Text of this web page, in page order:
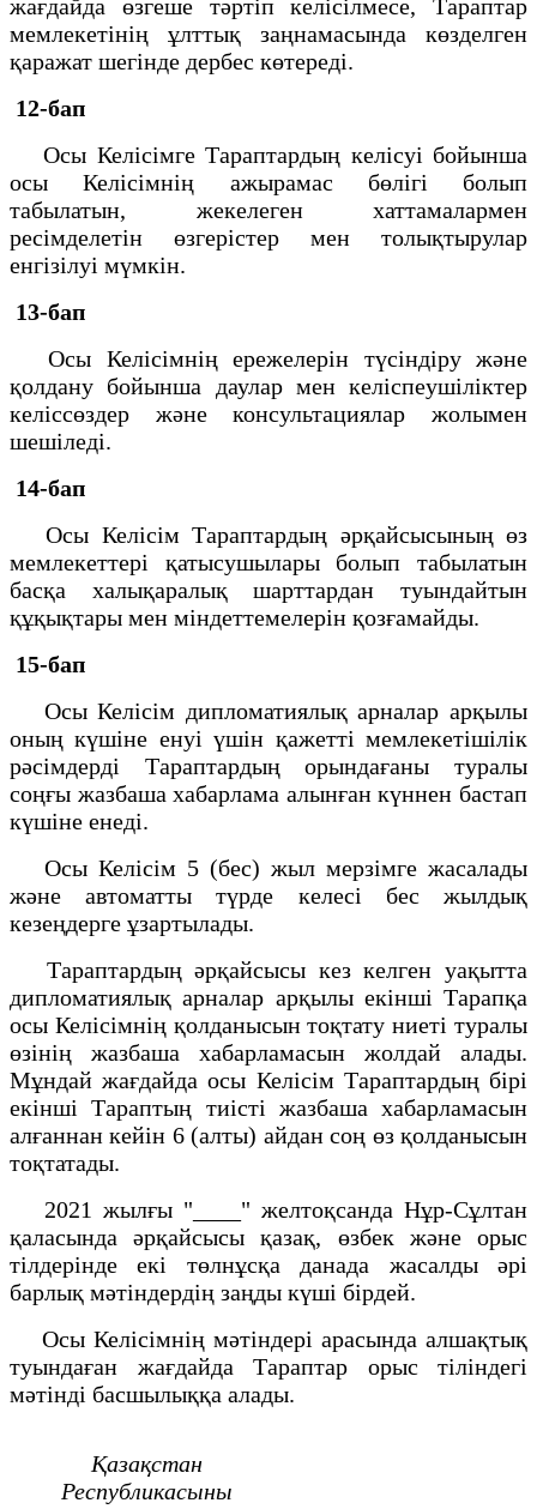
жағдайда өзгеше тәртіп келісілмесе, Тараптар
мемлекетінің ұлттық заңнамасында көзделген
қаражат шегінде дербес көтереді.
12-бап
Осы Келісімге Тараптардың келісуі бойынша
осы Келісімнің ажырамас бөлігі болып
табылатын, жекелеген хаттамалармен
ресімделетін өзгерістер мен толықтырулар
енгізілуі мүмкін.
13-бап
Осы Келісімнің ережелерін түсіндіру және
қолдану бойынша даулар мен келіспеушіліктер
келіссөздер және консультациялар жолымен
шешіледі.
14-бап
Осы Келісім Тараптардың әрқайсысының өз
мемлекеттері қатысушылары болып табылатын
басқа халықаралық шарттардан туындайтын
құқықтары мен міндеттемелерін қозғамайды.
15-бап
Осы Келісім дипломатиялық арналар арқылы
оның күшіне енуі үшін қажетті мемлекетішілік
рәсімдерді Тараптардың орындағаны туралы
соңғы жазбаша хабарлама алынған күннен бастап
күшіне енеді.
Осы Келісім 5 (бес) жыл мерзімге жасалады
және автоматты түрде келесі бес жылдық
кезеңдерге ұзартылады.
Тараптардың әрқайсысы кез келген уақытта
дипломатиялық арналар арқылы екінші Тарапқа
осы Келісімнің қолданысын тоқтату ниеті туралы
өзінің жазбаша хабарламасын жолдай алады.
Мұндай жағдайда осы Келісім Тараптардың бірі
екінші Тараптың тиісті жазбаша хабарламасын
алғаннан кейін 6 (алты) айдан соң өз қолданысын
тоқтатады.
2021 жылғы "____" желтоқсанда Нұр-Сұлтан
қаласында әрқайсысы қазақ, өзбек және орыс
тілдерінде екі төлнұсқа данада жасалды әрі
барлық мәтіндердің заңды күші бірдей.
Осы Келісімнің мәтіндері арасында алшақтық
туындаған жағдайда Тараптар орыс тіліндегі
мәтінді басшылыққа алады.
Қазақстан
Республикасыны